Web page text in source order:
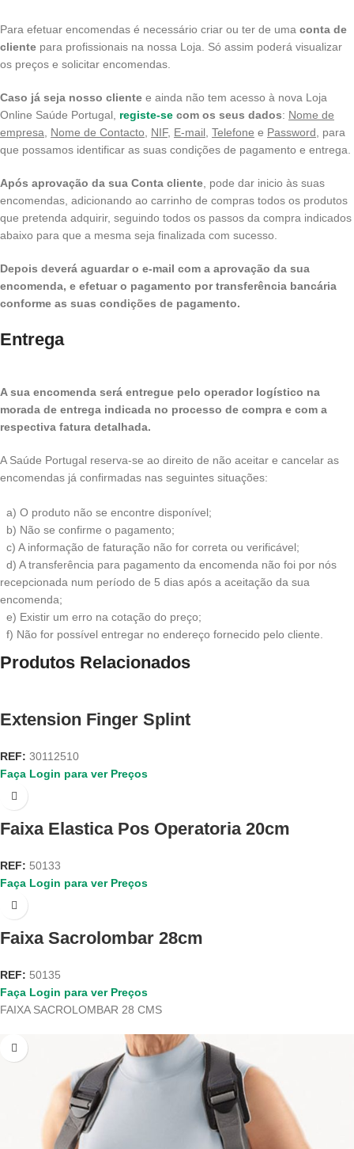
Para efetuar encomendas é necessário criar ou ter de uma conta de
cliente para profissionais na nossa Loja. Só assim poderá visualizar
os preços e solicitar encomendas.
Caso já seja nosso cliente e ainda não tem acesso à nova Loja
Online Saúde Portugal, registe-se com os seus dados: Nome de
empresa
Nome de Contacto NIF, E-mail, Telefone e Password , para
que possamos identificar as suas condições de pagamento e entrega.
Após aprovação da sua Conta cliente , pode dar inicio às suas
encomendas, adicionando ao carrinho de compras todos os produtos
que pretenda adquirir, seguindo todos os passos da compra indicados
abaixo para que a mesma seja finalizada com sucesso.
Depois deverá aguardar o e-mail com a aprovação da sua
encomenda, e efetuar o pagamento por transferência bancária
conforme as suas condições de pagamento.
Entrega
A sua encomenda será entregue pelo operador logístico na
morada de entrega indicada no processo de compra e com a
respectiva fatura detalhada.
A Saúde Portugal reserva-se ao direito de não aceitar e cancelar as
encomendas já confirmadas nas seguintes situações:
a) O produto não se encontre disponível;
b) Não se confirme o pagamento;
c) A informação de faturação não for correta ou verificável;
d) A transferência para pagamento da encomenda não foi por nós
recepcionada num período de 5 dias após a aceitação da sua
encomenda;
e) Existir um erro na cotação do preço;
f) Não for possível entregar no endereço fornecido pelo cliente.
Produtos Relacionados
Extension Finger Splint
REF: 30112510
Faça Login para ver Preços
Faixa Elastica Pos Operatoria 20cm
REF: 50133
Faça Login para ver Preços
Faixa Sacrolombar 28cm
REF: 50135
Faça Login para ver Preços
FAIXA SACROLOMBAR 28 CMS